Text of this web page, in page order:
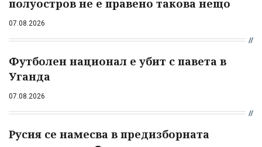
полуостров не е правено такова нещо
07.08.2026
Футболен национал е убит с павета в
Уганда
07.08.2026
Русия се намесва в предизборната